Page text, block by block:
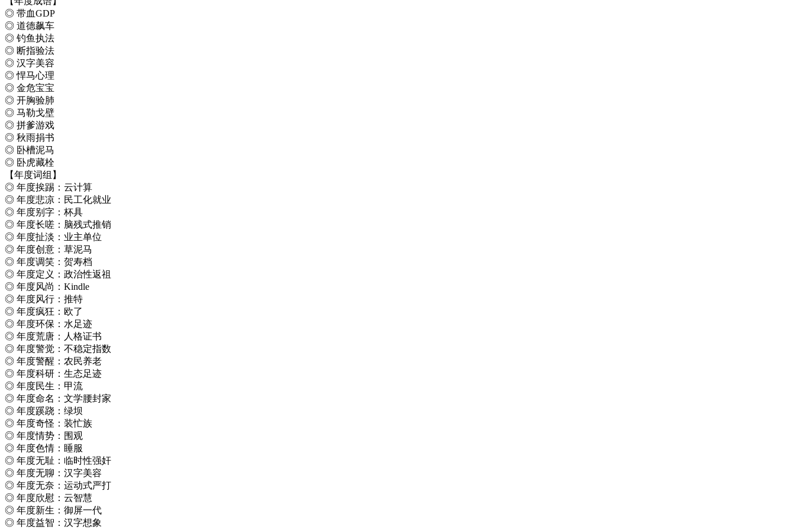
◎ 带血GDP
◎ 道德飙车
◎ 钓鱼执法
◎ 断指验法
◎ 汉字美容
◎ 悍马心理
◎ 金危宝宝
◎ 开胸验肺
◎ 马勒戈壁
◎ 拼爹游戏
◎ 秋雨捐书
◎ 卧槽泥马
◎ 卧虎藏栓
【年度词组】
◎ 年度挨踢：云计算
◎ 年度悲凉：民工化就业
◎ 年度别字：杯具
◎ 年度长嗟：脑残式推销
◎ 年度扯淡：业主单位
◎ 年度创意：草泥马
◎ 年度调笑：贺寿档
◎ 年度定义：政治性返祖
◎ 年度风尚：Kindle
◎ 年度风行：推特
◎ 年度疯狂：欧了
◎ 年度环保：水足迹
◎ 年度荒唐：人格证书
◎ 年度警觉：不稳定指数
◎ 年度警醒：农民养老
◎ 年度科研：生态足迹
◎ 年度民生：甲流
◎ 年度命名：文学腰封家
◎ 年度蹊跷：绿坝
◎ 年度奇怪：装忙族
◎ 年度情势：围观
◎ 年度色情：睡服
◎ 年度无耻：临时性强奸
◎ 年度无聊：汉字美容
◎ 年度无奈：运动式严打
◎ 年度欣慰：云智慧
◎ 年度新生：御屏一代
◎ 年度益智：汉字想象